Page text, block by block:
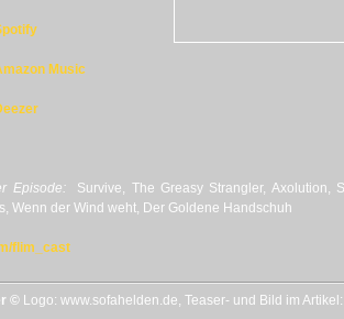
Music
Episode:Survive, The Greasy Strangler, Axolution,
Wenn der Wind weht, Der Goldene Handschuh
flim_cast
© Logo: www.sofahelden.de, Teaser- und Bild im